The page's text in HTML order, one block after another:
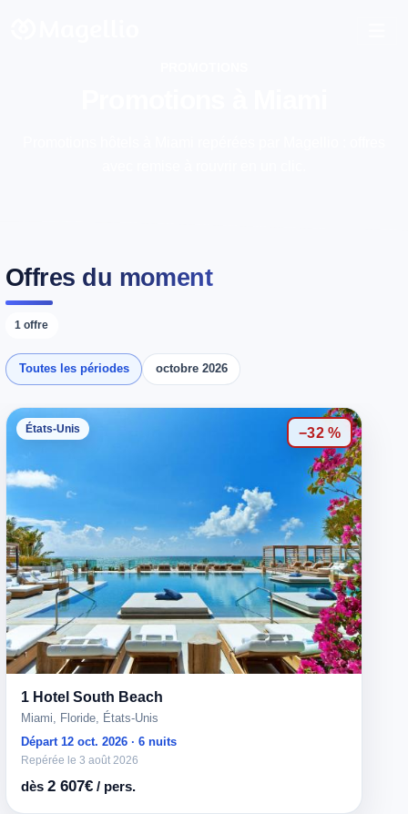
Offres du moment
1 offre
Toutes les périodes octobre 2026
États-Unis −32 %
1 Hotel South Beach
Miami, Floride, États-Unis
Départ 12 oct. 2026 · 6 nuits
Repérée le 3 août 2026
dès 2 607€ / pers.